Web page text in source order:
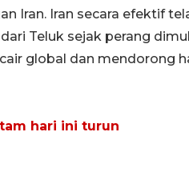
Iran. Iran secara efektif
Teluk sejak perang
global dan mendorong
hari ini turun